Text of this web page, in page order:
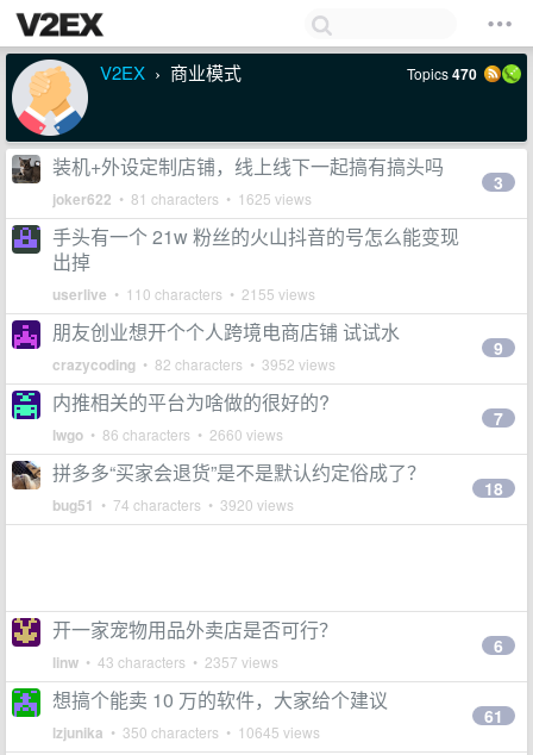
V2EX › 商业模式 Topics470
装机+外设定制店铺，线上线下一起搞有搞头吗
joker622 • 81 characters • 1625 views
3
手头有一个 21w 粉丝的火山抖音的号怎么能变现
出掉
userlive • 110 characters • 2155 views
朋友创业想开个个人跨境电商店铺 试试水
crazycoding • 82 characters • 3952 views
9
内推相关的平台为啥做的很好的?
lwgo • 86 characters • 2660 views
7
拼多多“买家会退货”是不是默认约定俗成了？
bug51 • 74 characters • 3920 views
18
开一家宠物用品外卖店是否可行？
linw • 43 characters • 2357 views
6
想搞个能卖 10 万的软件，大家给个建议
lzjunika • 350 characters • 10645 views
61